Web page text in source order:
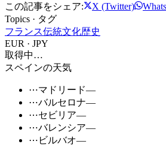
この記事をシェア: X (Twitter)
Topics · タグ
フランス伝統文化歴史
EUR · JPY
取得中…
スペインの天気
⋯マドリード—
⋯バルセロナ—
⋯セビリア—
⋯バレンシア—
⋯ ビルバオ—